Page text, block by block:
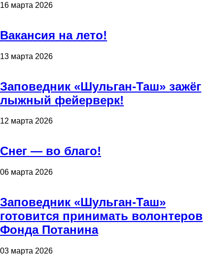
16 марта 2026
Вакансия на лето!
13 марта 2026
Заповедник «Шульган-Таш» зажёг
лыжный фейерверк!
12 марта 2026
Снег — во благо!
06 марта 2026
Заповедник «Шульган-Таш»
готовится принимать волонтеров
Фонда Потанина
03 марта 2026